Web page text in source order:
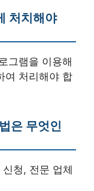
처치해야
그램을 이용해
여 처리해야 합
은 무엇인
청, 전문 업체